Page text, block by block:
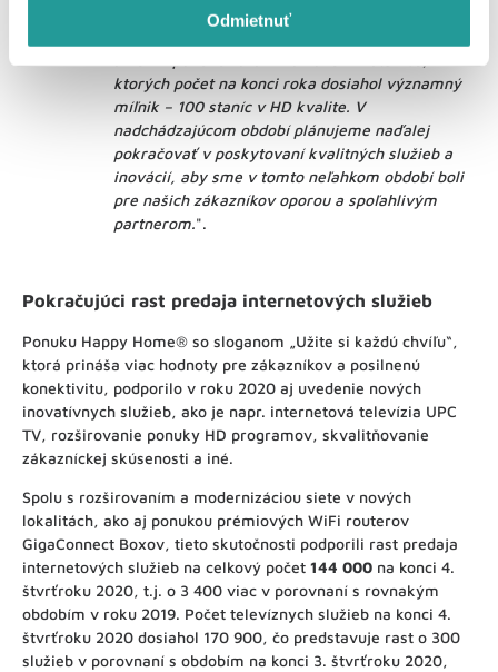
Odmietnuť
bezplatne zvýšili prenosové rýchlosti a ponúkli
ktorých počet na konci roka dosiahol významný
míľnik – 100 staníc v HD kvalite. V
nadchádzajúcom období plánujeme naďalej
pokračovať v poskytovaní kvalitných služieb a
inovácií, aby sme v tomto neľahkom období boli
pre našich zákazníkov oporou a spoľahlivým
partnerom.".
Pokračujúci rast predaja internetových služieb
Ponuku Happy Home® so sloganom „Užite si každú chvíľu“,
ktorá prináša viac hodnoty pre zákazníkov a posilnenú
konektivitu, podporilo v roku 2020 aj uvedenie nových
inovatívnych služieb, ako je napr. internetová televízia UPC
TV, rozširovanie ponuky HD programov, skvalitňovanie
zákazníckej skúsenosti a iné.
Spolu s rozširovaním a modernizáciou siete v nových
lokalitách, ako aj ponukou prémiových WiFi routerov
GigaConnect Boxov, tieto skutočnosti podporili rast predaja
internetových služieb na celkový počet 144 000 na konci 4.
štvrťroku 2020, t.j. o 3 400 viac v porovnaní s rovnakým
obdobím v roku 2019. Počet televíznych služieb na konci 4.
štvrťroku 2020 dosiahol 170 900, čo predstavuje rast o 300
služieb v porovnaní s obdobím na konci 3. štvrťroku 2020,